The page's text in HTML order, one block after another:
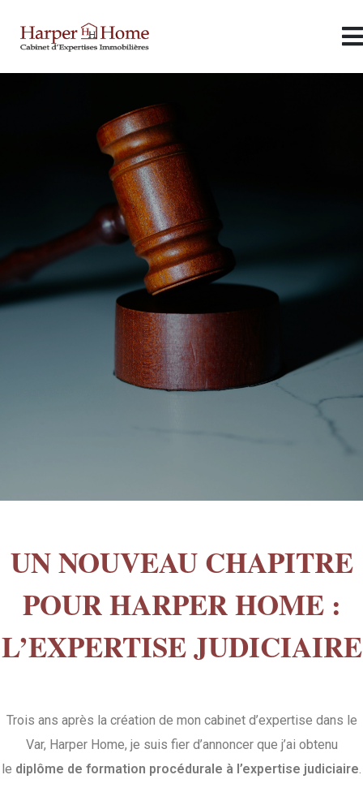
UN NOUVEAU CHAPITRE
POUR HARPER HOME :
L’EXPERTISE JUDICIAIRE
Trois ans après la création de mon cabinet d’expertise dans le
Var, Harper Home, je suis fier d’annoncer que j’ai obtenu
le diplôme de formation procédurale à l’expertise judiciaire.